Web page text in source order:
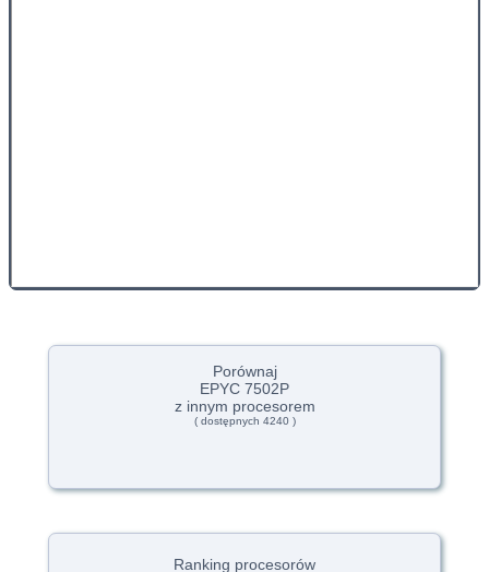
Porównaj
EPYC 7502P
z innym procesorem
( dostępnych 4240 )
Ranking procesorów